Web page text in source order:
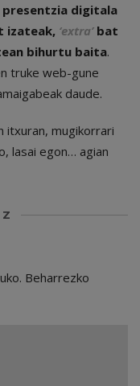
presentzia digitala
izateak, ‘extra’bat
bihurtu baita.
truke web-gune
daude.
itxuran, mugikorrari
lasai egon… agian
Beharrezko